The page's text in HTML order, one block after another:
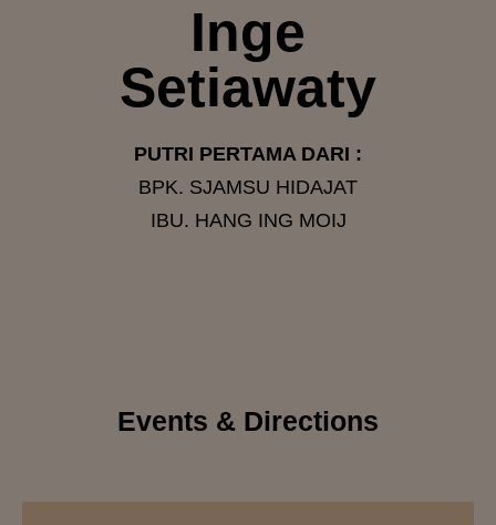
Inge
Setiawaty
PUTRI PERTAMA DARI :
BPK. SJAMSU HIDAJAT
IBU. HANG ING MOIJ
Events & Directions